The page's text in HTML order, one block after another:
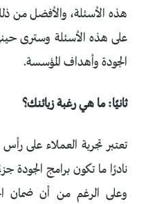
هذه الأسئلة، والأفضل من
على هذه الأسئلة وسترى
الجودة وأهداف المؤسسة.
ثانيًا: ما هي رغبة زبائنك؟
تعتبر تجربة العملاء على
نادرًا ما تكون برامج الجودة
وعلى الرغم من أن ضمان